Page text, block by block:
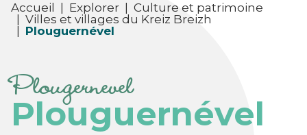
Accueil Explorer
Culture et patrimoine
Villes et villages du Kreiz Breizh
Plouguernével
Plouguernével
Plougernevel